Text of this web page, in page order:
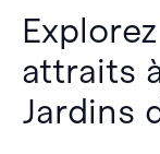
attraits
Jardins